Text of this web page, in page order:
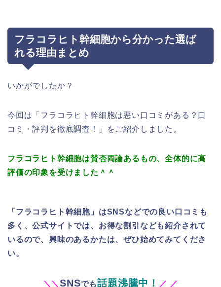
フラコラヒト幹細胞から分かった選ば
れる理由まとめ
いかがでしたか？
今回は「フラコラヒト幹細胞は悪い口コミがある？口
コミ・評判を徹底調査！」をご紹介しました。
フラコラヒト幹細胞は賛否両論あるもの、全体的に高
評価の印象を受けました＾＾
「フラコラヒト幹細胞」はSNSなどでの良い口コミも
多く、公式サイトでは、お得な割引なども紹介されて
いるので、興味のあるかたは、ぜひ始めてみてくださ
い。
＼ ＼SNSでも話題沸騰中！ ／ ／